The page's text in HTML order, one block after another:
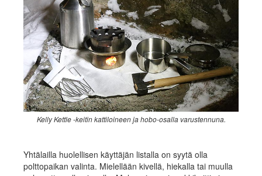
Kelly Kettle -keitin kattiloineen ja hobo-osalla varustennuna.
Yhtälailla huolellisen käyttäjän listalla on syytä olla
polttopaikan valinta. Mielellään kivellä, hiekalla tai muulla